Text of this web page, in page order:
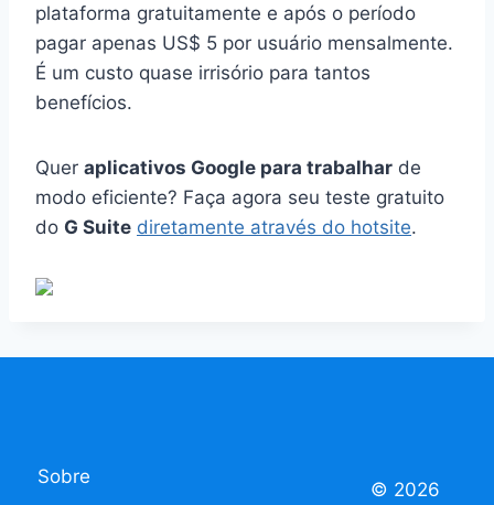
plataforma gratuitamente e após o período
pagar apenas US$ 5 por usuário mensalmente.
É um custo quase irrisório para tantos
benefícios.
Quer aplicativos Google para trabalhar de
modo eficiente? Faça agora seu teste gratuito
do G Suite diretamente através do hotsite.
Sobre
© 2026